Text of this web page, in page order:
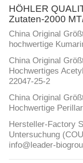
HÖHLER
Zutaten-2000
China Original
hochwertige
China Original
Hochwertiges
22047-25-2
China Original
Hochwertige
Hersteller-Factory
Untersuchung
info@leader-